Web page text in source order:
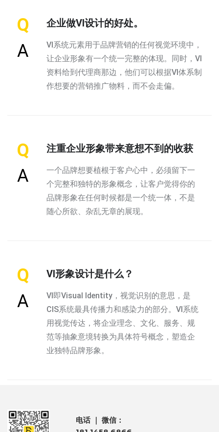
Q 企业做VI设计的好处。
A
VI系统元素用于品牌营销的任何视觉环境中，
让企业形象有一个统一完整的体现。同时，VI
资料给到代理商那边，他们可以根据VI体系制
作想要的营销推广物料，而不会走偏。
Q 注重企业形象带来意想不到的收获
A
一个品牌想要植根于客户心中，必须留下一
个完整和独特的形象概念，让客户觉得你的
品牌形象在任何时候都是一个统一体，不是
随心所欲、杂乱无章的展现。
Q VI形象设计是什么？
A
VI即Visual Identity，视觉识别的意思，是
CIS系统最具传播力和感染力的部分。VI系统
用视觉传达，将企业理念、文化、服务、规
范等抽象意境转换为具体符号概念，塑造企
业独特品牌形象。
电话 ｜ 微信：